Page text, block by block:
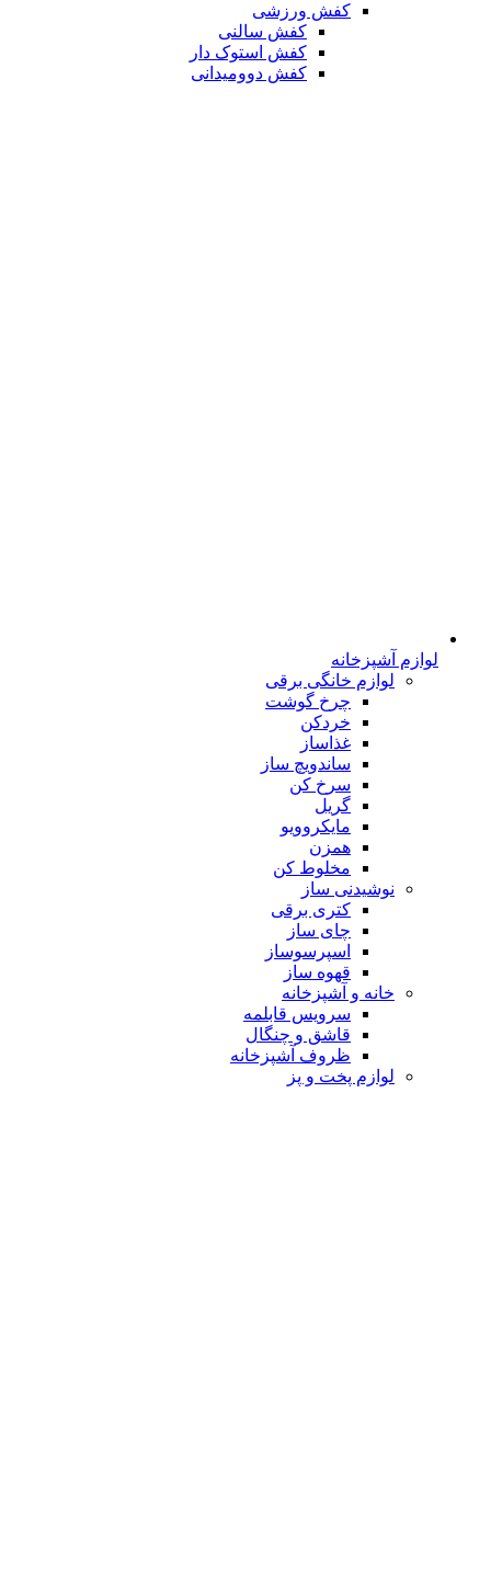
کفش ورزشی
کفش سالنی
کفش استوک دار
کفش دوومیدانی
لوازم آشپزخانه
لوازم خانگی برقی
چرخ گوشت
خردکن
غذاساز
ساندویچ ساز
سرخ کن
گریل
مایکروویو
همزن
مخلوط کن
نوشیدنی ساز
کتری برقی
چای ساز
اسپرسوساز
قهوه ساز
خانه و آشپزخانه
سرویس قابلمه
قاشق و چنگال
ظروف آشپزخانه
لوازم پخت و پز